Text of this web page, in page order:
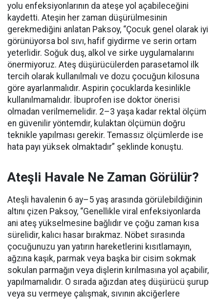
yolu enfeksiyonlarının da ateşe yol açabileceğini
kaydetti. Ateşin her zaman düşürülmesinin
gerekmediğini anlatan Paksoy, “Çocuk genel olarak iyi
görünüyorsa bol sıvı, hafif giydirme ve serin ortam
yeterlidir. Soğuk duş, alkol ve sirke uygulamalarını
önermiyoruz. Ateş düşürücülerden parasetamol ilk
tercih olarak kullanılmalı ve dozu çocuğun kilosuna
göre ayarlanmalıdır. Aspirin çocuklarda kesinlikle
kullanılmamalıdır. İbuprofen ise doktor önerisi
olmadan verilmemelidir. 2–3 yaşa kadar rektal ölçüm
en güvenilir yöntemdir, kulaktan ölçümün doğru
teknikle yapılması gerekir. Temassız ölçümlerde ise
hata payı yüksek olmaktadır” şeklinde konuştu.
Ateşli Havale Ne Zaman Görülür?
Ateşli havalenin 6 ay–5 yaş arasında görülebildiğinin
altını çizen Paksoy, “Genellikle viral enfeksiyonlarda
ani ateş yükselmesine bağlıdır ve çoğu zaman kısa
sürelidir, kalıcı hasar bırakmaz. Nöbet sırasında
çocuğunuzu yan yatırın hareketlerini kısıtlamayın,
ağzına kaşık, parmak veya başka bir cisim sokmak
sokulan parmağın veya dişlerin kırılmasına yol açabilir,
yapılmamalıdır. O sırada ağızdan ateş düşürücü şurup
veya su vermeye çalışmak, sıvının akciğerlere